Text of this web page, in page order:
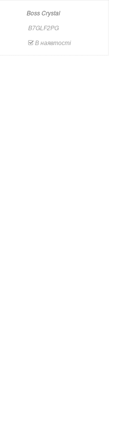
Boss Crystal
B7GLF2PG
В наявтості